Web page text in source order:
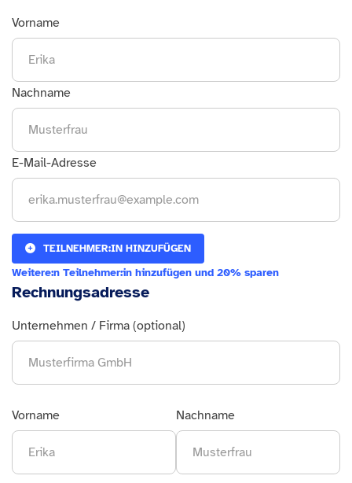
Vorname
Nachname
E-Mail-Adresse
TEILNEHMER:IN HINZUFÜGEN
Weitere:n Teilnehmer:in hinzufügen und 20% sparen
Rechnungsadresse
Unternehmen / Firma (optional)
Vorname Nachname